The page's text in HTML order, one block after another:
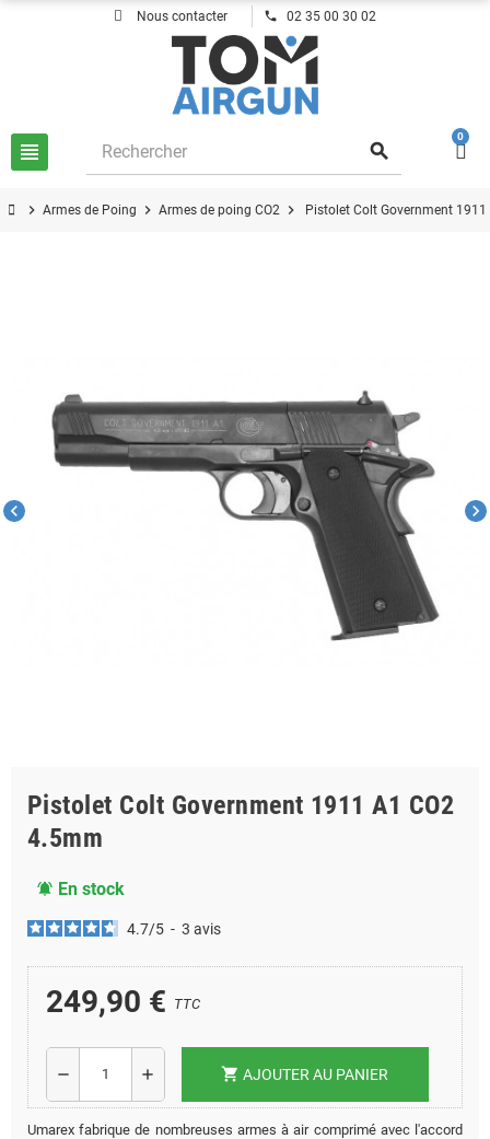
Nous contacter phone 02 35 00 30 02
view_headline search
0
chevron_right Armes de Poing chevron_right Armes de poing CO2 chevron_right Pistolet Colt Government
chevron_left chevron_right
Pistolet Colt Government 1911 A1 CO2
4.5mm
notifications_active En stock
4.7/5 - 3 avis
249,90 € TTC
remove add shopping_cart AJOUTER AU PANIER
Umarex fabrique de nombreuses armes à air comprimé avec l'accord